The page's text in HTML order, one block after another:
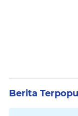
Berita